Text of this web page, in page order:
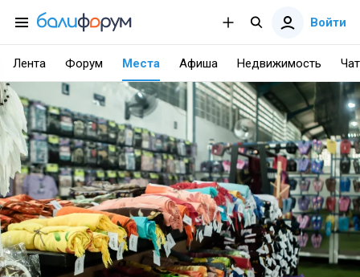
Войти
Лента Форум Места Афиша Недвижимость Чат